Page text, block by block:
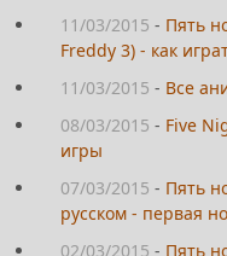
11/03/2015 - Пять
Freddy 3) - как
11/03/2015 - Все
08/03/2015 - Five
игры
07/03/2015 - Пять
русском - первая
02/03/2015 - Пять